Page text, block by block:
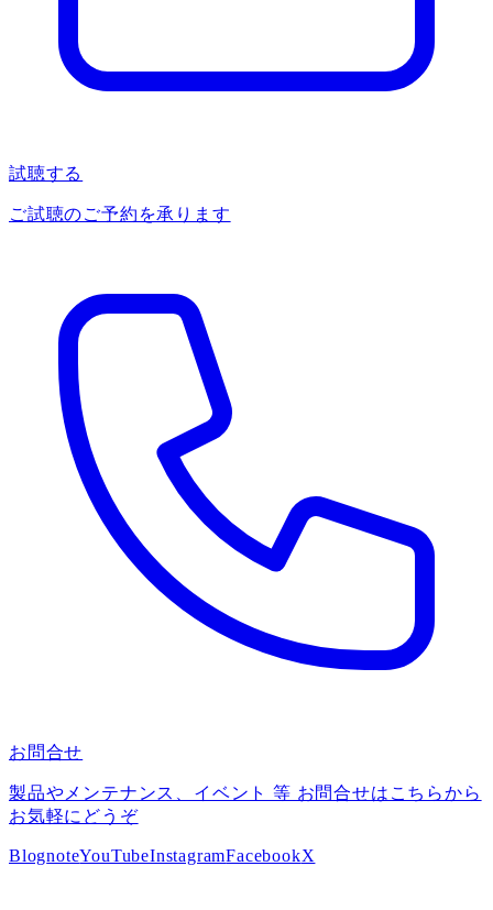
試聴する
ご試聴のご予約を承ります
お問合せ
製品やメンテナンス、イベント 等 お問合せはこちらから
お気軽にどうぞ
BlognoteYouTubeInstagramFacebookX